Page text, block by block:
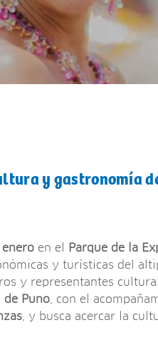
y gastronomía
en el Parque de la
y turísticas del
y representantes
de Puno , con el
, y busca acercar la